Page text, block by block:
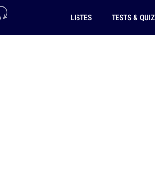
LISTES TESTS & QUIZ